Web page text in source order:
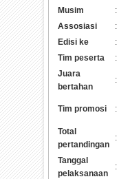
Musim
:
Assosiasi
:
Edisi ke
:
Tim peserta
:
Juara
bertahan
:
Tim promosi :
Total
pertandingan
:
Tanggal
pelaksanaan
: